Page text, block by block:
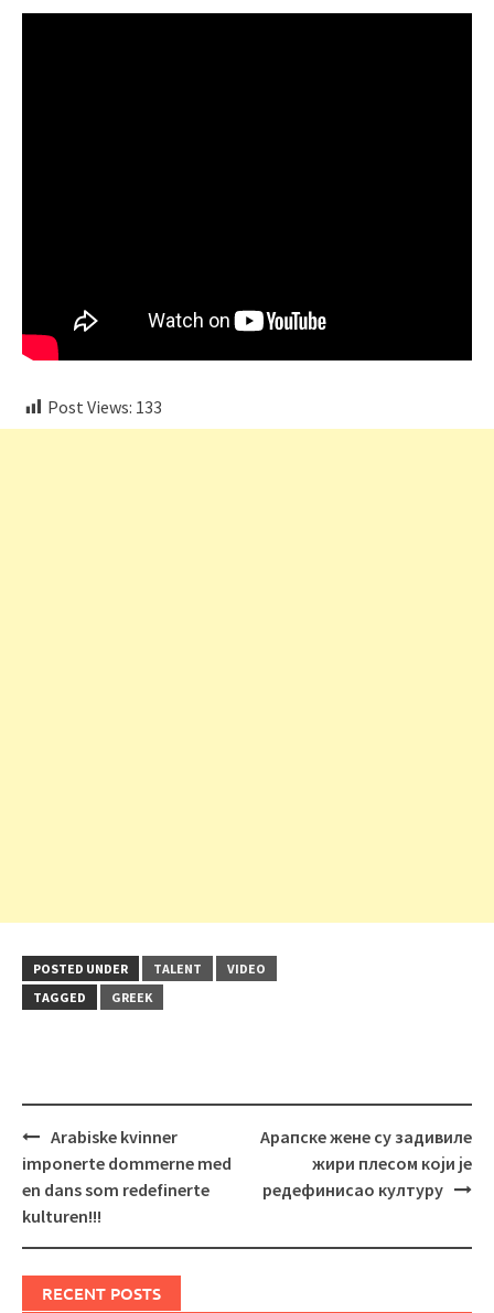
Post Views: 133
POSTED UNDER TALENT
VIDEO
TAGGED
GREEK
Post
navigation
Arabiske kvinner
imponerte dommerne med
en dans som redefinerte
kulturen!!!
Арапске жене су задивиле
жири плесом који је
редефинисао културу
RECENT POSTS